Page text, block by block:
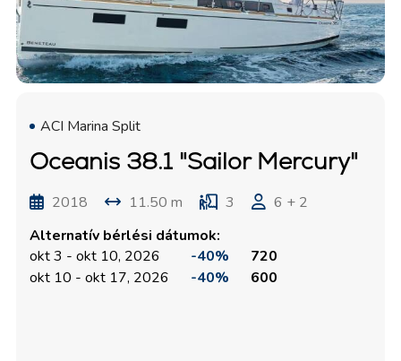
ACI Marina Split
Oceanis 38.1 "Sailor Mercury"
2018 11.50 m 3
6 + 2
Alternatív bérlési dátumok:
okt 3 - okt 10, 2026
-40%
720
okt 10 - okt 17, 2026
-40% 600